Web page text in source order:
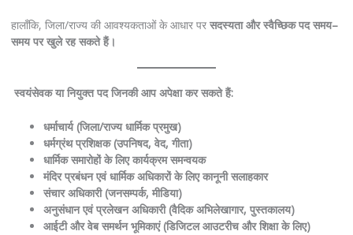
हालाँकि, जिला/राज्य की आवश्यकताओं के आधार पर सदस्यता और स्वैच्छिक पद समय–
समय पर खुले रह सकते हैं।
स्वयंसेवक या नियुक्त पद जिनकी आप अपेक्षा कर सकते हैं:
धर्माचार्य(जिला/राज्य धार्मिक प्रमुख)
धर्मग्रंथ प्रशिक्षक(उपनिषद, वेद, गीता)
धार्मिक समारोहों के लिए कार्यक्रम समन्वयक
मंदिर प्रबंधन एवं धार्मिक अधिकारों के लिए कानूनी सलाहकार
संचार अधिकारी(जनसम्पर्क, मीडिया)
अनुसंधान एवं प्रलेखन अधिकारी(वैदिक अभिलेखागार, पुस्तकालय)
आईटी और वेब समर्थन भूमिकाएं(डिजिटल आउटरीच और शिक्षा के लिए)